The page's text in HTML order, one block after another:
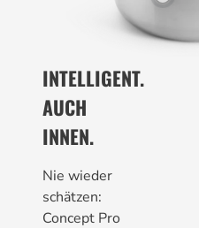
INTELLIGENT.
AUCH
INNEN.
Nie wieder
schätzen:
Concept Pro